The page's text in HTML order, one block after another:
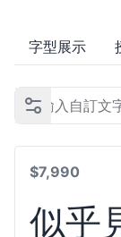
字型展示
$7,990
似乎